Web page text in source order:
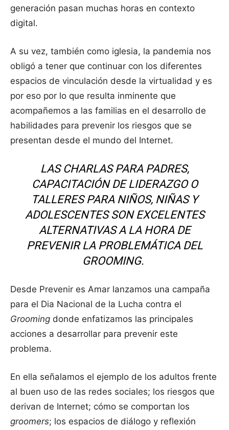
generación pasan muchas horas en contexto
digital.
A su vez, también como iglesia, la pandemia nos
obligó a tener que continuar con los diferentes
espacios de vinculación desde la virtualidad y es
por eso por lo que resulta inminente que
acompañemos a las familias en el desarrollo de
habilidades para prevenir los riesgos que se
presentan desde el mundo del Internet.
LAS CHARLAS PARA PADRES,
CAPACITACIÓN DE LIDERAZGO O
TALLERES PARA NIÑOS, NIÑAS Y
ADOLESCENTES SON EXCELENTES
ALTERNATIVAS A LA HORA DE
PREVENIR LA PROBLEMÁTICA DEL
GROOMING.
Desde Prevenir es Amar lanzamos una campaña
para el Dia Nacional de la Lucha contra el
Grooming donde enfatizamos las principales
acciones a desarrollar para prevenir este
problema.
En ella señalamos el ejemplo de los adultos frente
al buen uso de las redes sociales; los riesgos que
derivan de Internet; cómo se comportan los
groomers; los espacios de diálogo y reflexión